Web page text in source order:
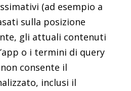
(ad esempio a
sulla posizione
gli attuali contenuti
o i termini di query
consente il
inclusi il